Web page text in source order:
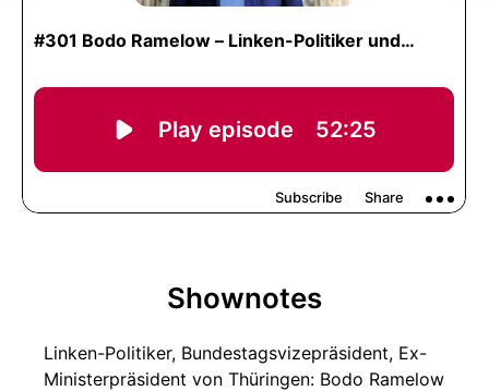
Shownotes
Linken-Politiker, Bundestagsvizepräsident, Ex-
Ministerpräsident von Thüringen: Bodo Ramelow